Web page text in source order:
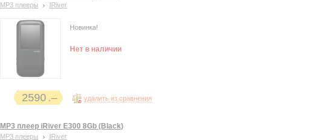
MP3 плееры IRiver
Новинка!
Нет в наличии
2590 удалить из сравнения
MP3 плеер iRiver E300 8Gb (Black)
MP3 плееры IRiver